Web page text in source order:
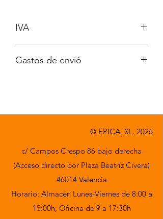
IVA
Gastos de envió
© EPICA, SL. 2026
c/ Campos Crespo 86 bajo derecha
(Acceso directo por Plaza Beatriz Civera)
46014 Valencia
Horario: Almacén Lunes-Viernes de 8:00 a
15:00h, Oficina de 9 a 17:30h